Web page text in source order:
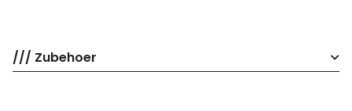
/// Zubehoer